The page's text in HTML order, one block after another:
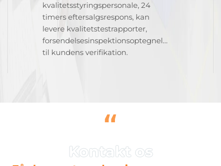
kvalitetsstyringspersonale, 24
timers eftersalgsrespons, kan
levere kvalitetstestrapporter,
forsendelsesinspektionsoptegnelser
til kundens verifikation.
“